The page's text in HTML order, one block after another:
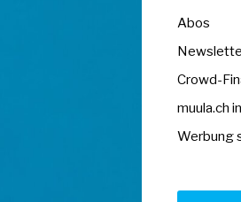
Abos
Crowd-
muula.ch
Werbung